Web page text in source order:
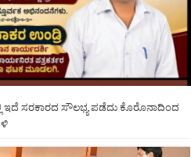
ಇದೆ ಸರಕಾರದ ಸೌಲಭ್ಯ ಪಡೆದು ಕೊರೊನಾದಿಂದ